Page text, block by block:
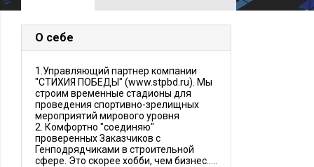
О себе
1.Управляющий партнер компании
"СТИХИЯ ПОБЕДЫ" (www.stpbd.ru). Мы
строим временные стадионы для
проведения спортивно-зрелищных
мероприятий мирового уровня
2. Комфортно "соединяю"
проверенных Заказчиков с
Генподрядчиками в строительной
сфере. Это скорее хобби, чем бизнес.....